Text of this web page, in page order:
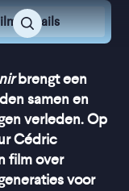
Details
brengt een
samen en
verleden. Op
Cédric
film over
voor